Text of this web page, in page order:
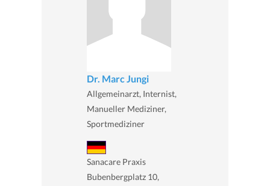
Dr. Marc Jungi
Allgemeinarzt, Internist,
Manueller Mediziner,
Sportmediziner
Sanacare Praxis
Bubenbergplatz 10,